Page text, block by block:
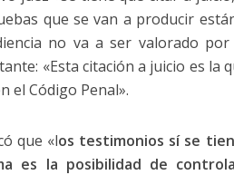
que se van a producir
no va a ser valorado
«Esta citación a juicio es la
el Código Penal».
que «los testimonios sí se
es la posibilidad de